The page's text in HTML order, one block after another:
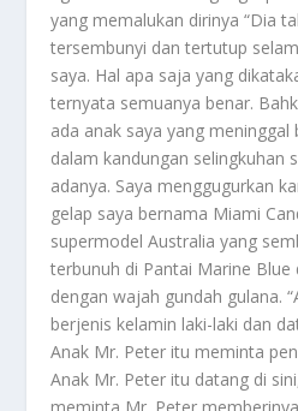
yang memalukan dirinya “Dia
tersembunyi dan tertutup
saya. Hal apa saja yang
ternyata semuanya benar.
ada anak saya yang meninggal
dalam kandungan selingkuhan
adanya. Saya menggugurkan
gelap saya bernama Miami
supermodel Australia yang
terbunuh di Pantai Marine Blue
dengan wajah gundah gulana.
berjenis kelamin laki-laki dan
Anak Mr. Peter itu meminta
Anak Mr. Peter itu datang di